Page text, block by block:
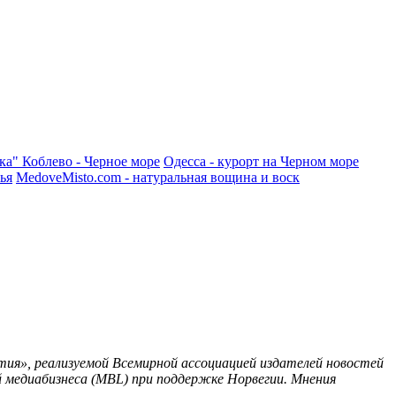
Коблево - Черное море Одесса - курорт на Черном море
MedoveMisto.com - натуральная вощина и воск
реализуемой Всемирной ассоциацией издателей новостей
(MBL) при поддержке Норвегии. Мнения